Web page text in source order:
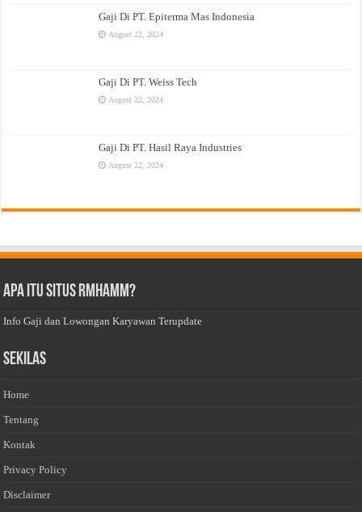
Gaji Di PT. Epiterma Mas Indonesia
August 22, 2024
Gaji Di PT. Weiss Tech
August 22, 2024
Gaji Di PT. Hasil Raya Industries
August 22, 2024
Apa Itu Situs Rmhamm?
Info Gaji dan Lowongan Karyawan Terupdate
Sekilas
Home
Tentang
Kontak
Privacy Policy
Disclaimer